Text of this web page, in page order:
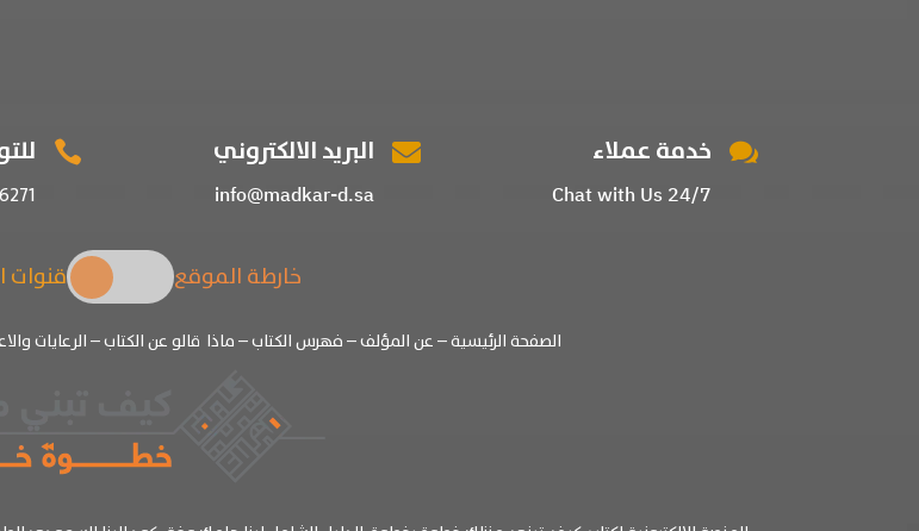
  البريد الالكتروني
info@madkar-d.sa
 خدمة عملاء
Chat with Us 24/7
خارطة الموقع قنوات
الصفحة الرئيسية–عن المؤلف–فهرس الكتاب–ماذا قالو عن الكتاب–الرعايات